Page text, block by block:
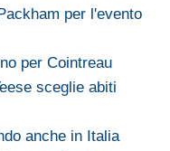
per l'evento
per Cointreau
sceglie abiti
anche in Italia